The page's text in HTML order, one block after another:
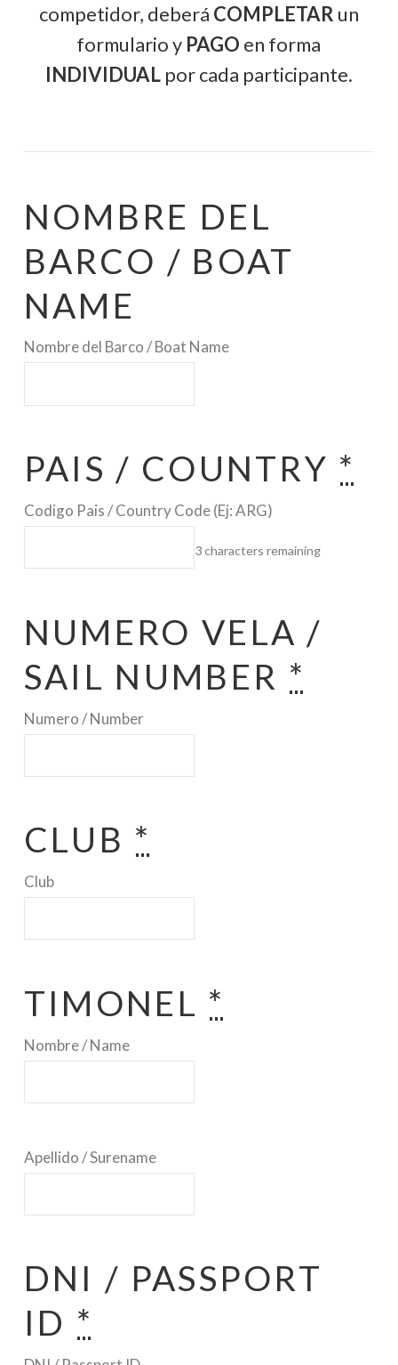
competidor, deberá COMPLETAR un
formulario y PAGO en forma
INDIVIDUALpor cada participante.
NOMBRE DEL
BARCO / BOAT
NAME
Nombre del Barco / Boat Name
PAIS / COUNTRY *
Codigo Pais / Country Code (Ej: ARG)
3characters remaining
NUMERO VELA /
SAIL NUMBER *
Numero / Number
CLUB *
Club
TIMONEL *
Nombre / Name
Apellido / Surename
DNI / PASSPORT
ID *